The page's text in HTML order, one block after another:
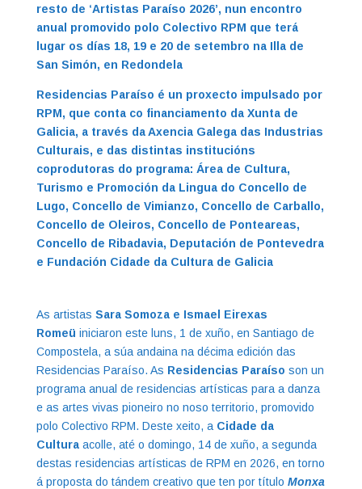
resto de ‘Artistas Paraíso 2026’, nun encontro
anual promovido polo Colectivo RPM que terá
lugar os días 18, 19 e 20 de setembro na Illa de
San Simón, en Redondela
Residencias Paraíso é un proxecto impulsado por
RPM, que conta co financiamento da Xunta de
Galicia, através da Axencia Galega das Industrias
Culturais, e das distintas institucións
coprodutoras do programa: Área de Cultura,
Turismo e Promoción da Lingua do Concello de
Lugo, Concello de Vimianzo, Concello de Carballo,
Concello de Oleiros, Concello de Ponteareas,
Concello de Ribadavia, Deputación de Pontevedra
e Fundación Cidade da Cultura de Galicia
As artistas Sara Somoza e Ismael Eirexas
Romeü iniciaron este luns, 1 de xuño, en Santiago de
Compostela, a súa andaina na décima edición das
Residencias Paraíso. As Residencias Paraíso son un
programa anual de residencias artísticas para a danza
e as artes vivas pioneiro no noso territorio, promovido
polo Colectivo RPM. Deste xeito, a Cidade da
Culturaacolle, até o domingo, 14 de xuño, a segunda
destas residencias artísticas de RPM en 2026, en torno
á proposta do tándem creativo que ten por título Monxa